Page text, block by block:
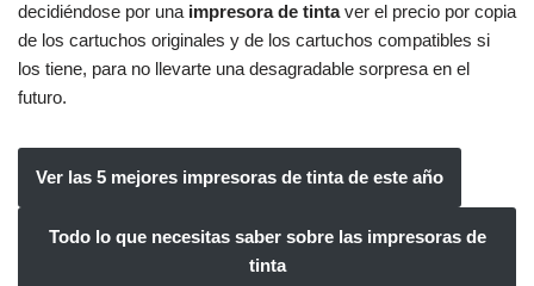
decidiéndose por una impresora de tintaver el precio por copia
de los cartuchos originales y de los cartuchos compatibles si
los tiene, para no llevarte una desagradable sorpresa en el
futuro.
Ver las 5 mejores impresoras de tinta de este año
Todo lo que necesitas saber sobre las impresoras de
tinta